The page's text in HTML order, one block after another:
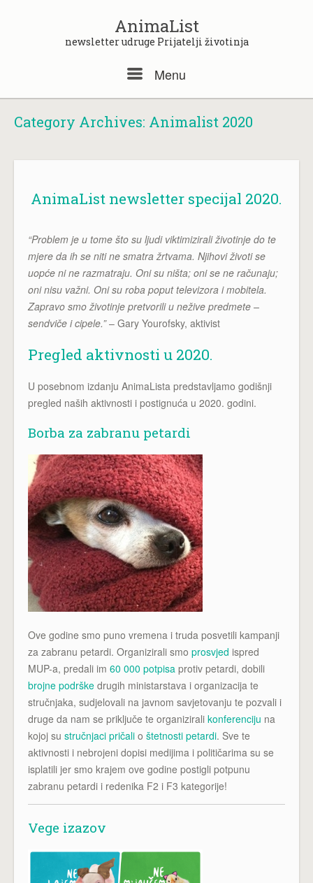
AnimaList
newsletter udruge Prijatelji životinja
Menu
Category Archives: Animalist 2020
AnimaList newsletter specijal 2020.
“Problem je u tome što su ljudi viktimizirali životinje do te
mjere da ih se niti ne smatra žrtvama. Njihovi životi se
uopće ni ne razmatraju. Oni su ništa; oni se ne računaju;
oni nisu važni. Oni su roba poput televizora i mobitela.
Zapravo smo životinje pretvorili u nežive predmete –
sendviče i cipele.”– Gary Yourofsky, aktivist
Pregled aktivnosti u 2020.
U posebnom izdanju AnimaLista predstavljamo godišnji
pregled naših aktivnosti i postignuća u 2020. godini.
Borba za zabranu petardi
Ove godine smo puno vremena i truda posvetili kampanji
za zabranu petardi. Organizirali smo prosvjed ispred
MUP-a, predali im 60 000 potpisa protiv petardi, dobili
brojne podrške drugih ministarstava i organizacija te
stručnjaka, sudjelovali na javnom savjetovanju te pozvali i
druge da nam se priključe te organizirali konferenciju na
kojoj su stručnjaci pričali o štetnosti petardi. Sve te
aktivnosti i nebrojeni dopisi medijima i političarima su se
isplatili jer smo krajem ove godine postigli potpunu
zabranu petardi i redenika F2 i F3 kategorije!
Vege izazov